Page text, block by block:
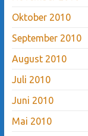
Oktober 2010
September 2010
August 2010
Juli 2010
Juni 2010
Mai 2010